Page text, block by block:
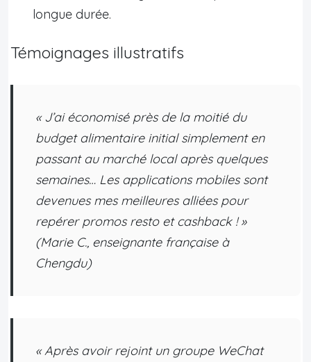
longue durée.
Témoignages illustratifs
« J’ai économisé près de la moitié du
budget alimentaire initial simplement en
passant au marché local après quelques
semaines… Les applications mobiles sont
devenues mes meilleures alliées pour
repérer promos resto et cashback ! »
(Marie C., enseignante française à
Chengdu)
« Après avoir rejoint un groupe WeChat